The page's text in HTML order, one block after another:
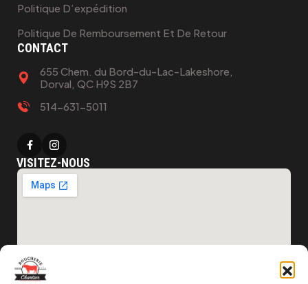
Politique D’expédition
Politique De Remboursement Et De Retour
CONTACT
655 Chem. du Bord-du-Lac-Lakeshore,
Dorval, QC H9S 2B7
514-631-5011
VISITEZ-NOUS